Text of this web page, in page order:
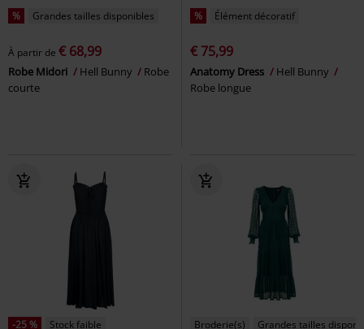
% Grandes tailles disponibles
À partir de € 68,99
Robe Midori Hell Bunny
Robe
courte
% Élément décoratif
€ 75,99
Anatomy Dress
Hell Bunny
Robe longue
-25 %
Stock faible
Broderie(s) Grandes tailles